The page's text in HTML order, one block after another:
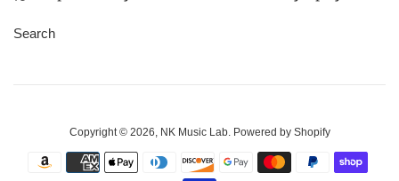
Search
Copyright © 2026, NK Music Lab. Powered by Shopify
Modalità